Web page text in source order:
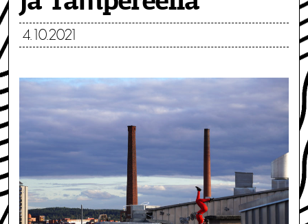
4.10.2021